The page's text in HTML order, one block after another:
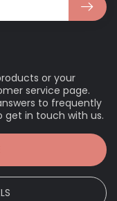
or your
service page.
to frequently
get in touch with us.